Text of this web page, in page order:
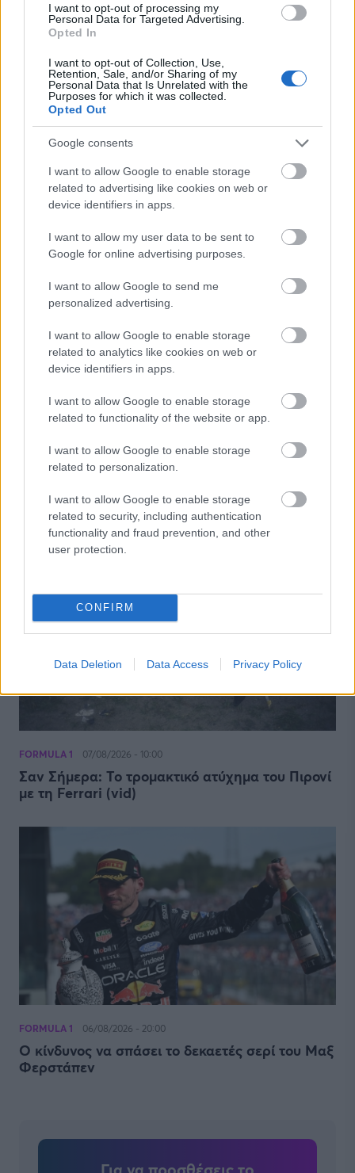
I want to opt-out of processing my
Personal Data for Targeted Advertising.
Opted In
I want to opt-out of Collection, Use,
Retention, Sale, and/or Sharing of my
Personal Data that Is Unrelated with the
Purposes for which it was collected.
Opted Out
Google consents
I want to allow Google to enable storage
related to advertising like cookies on web or
device identifiers in apps.
I want to allow my user data to be sent to
Google for online advertising purposes.
I want to allow Google to send me
personalized advertising.
I want to allow Google to enable storage
related to analytics like cookies on web or
device identifiers in apps.
I want to allow Google to enable storage
related to functionality of the website or app.
I want to allow Google to enable storage
related to personalization.
I want to allow Google to enable storage
related to security, including authentication
functionality and fraud prevention, and other
user protection.
CONFIRM
Data Deletion Data Access Privacy Policy
FORMULA 1 08/08/2026 - 10:00
Σαν Σήμερα: Γεννήθηκε το «λιοντάρι» της F1
Νάιτζελ Μάνσελ (vid)
Πτώση 61% στα έσοδα της F1 – Πιο πολλά
Σπριντ το 2027
FORMULA 1 07/08/2026 - 10:00
Σαν Σήμερα: Το τρομακτικό ατύχημα του Πιρονί
με τη Ferrari (vid)
FORMULA 1 06/08/2026 - 20:00
Ο κίνδυνος να σπάσει το δεκαετές σερί του Μαξ
Φερστάπεν